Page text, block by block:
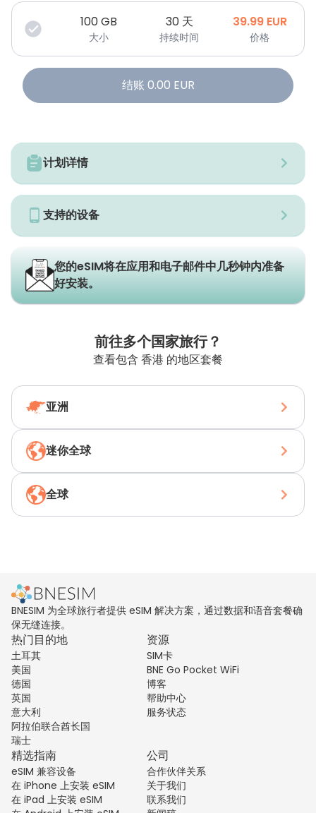
100GB
大小
30 天
持续时间
39.99 EUR
价格
结账 0.00 EUR
计划详情
支持的设备
您的eSIM将在应用和电子邮件中几秒钟内准备
好安装。
前往多个国家旅行？
查看包含 香港 的地区套餐
亚洲
迷你全球
全球
BNESIM 为全球旅行者提供 eSIM 解决方案，通过数据和语音套餐确
保无缝连接。
热门目的地
土耳其
美国
德国
英国
意大利
阿拉伯联合酋长国
瑞士
资源
SIM卡
BNE Go Pocket WiFi
博客
帮助中心
服务状态
精选指南
eSIM 兼容设备
在 iPhone 上安装 eSIM
在 iPad 上安装 eSIM
公司
合作伙伴关系
关于我们
联系我们